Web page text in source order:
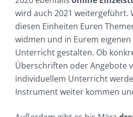
wird auch 2021 weitergeführt.
diesen Einheiten Euren
widmen und in Eurem
Unterricht gestalten. Ob
Überschriften oder Angebote
individuellem Unterricht
Instrument weiter kommen